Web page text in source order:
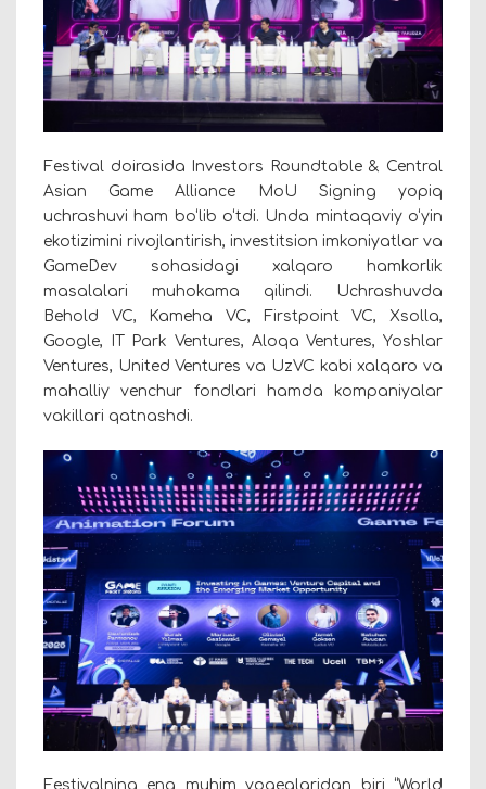
Festival doirasida Investors Roundtable & Central
Asian Game Alliance MoU Signing yopiq
uchrashuvi ham bo‘lib o‘tdi. Unda mintaqaviy o‘yin
ekotizimini rivojlantirish, investitsion imkoniyatlar va
GameDev sohasidagi xalqaro hamkorlik
masalalari muhokama qilindi. Uchrashuvda
Behold VC, Kameha VC, Firstpoint VC, Xsolla,
Google, IT Park Ventures, Aloqa Ventures, Yoshlar
Ventures, United Ventures va UzVC kabi xalqaro va
mahalliy venchur fondlari hamda kompaniyalar
vakillari qatnashdi.
Festivalning eng muhim voqealaridan biri “World